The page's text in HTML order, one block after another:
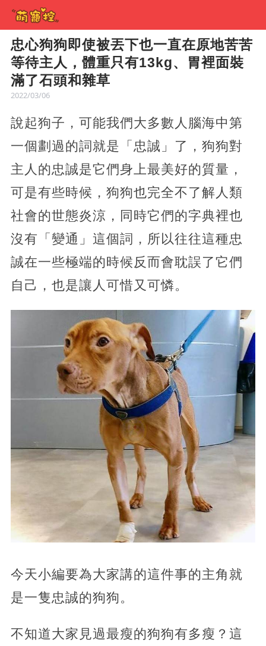
忠心狗狗即使被丟下也一直在原地苦苦
等待主人，體重只有13kg、胃裡面裝
滿了石頭和雜草
2022/03/06
說起狗子，可能我們大多數人腦海中第
一個劃過的詞就是「忠誠」了，狗狗對
主人的忠誠是它們身上最美好的質量，
可是有些時候，狗狗也完全不了解人類
社會的世態炎涼，同時它們的字典裡也
沒有「變通」這個詞，所以往往這種忠
誠在一些極端的時候反而會耽誤了它們
自己，也是讓人可惜又可憐。
今天小編要為大家講的這件事的主角就
是一隻忠誠的狗狗。
不知道大家見過最瘦的狗狗有多瘦？這